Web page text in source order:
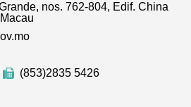
nos. 762-804, Edif. China
(853)2835 5426